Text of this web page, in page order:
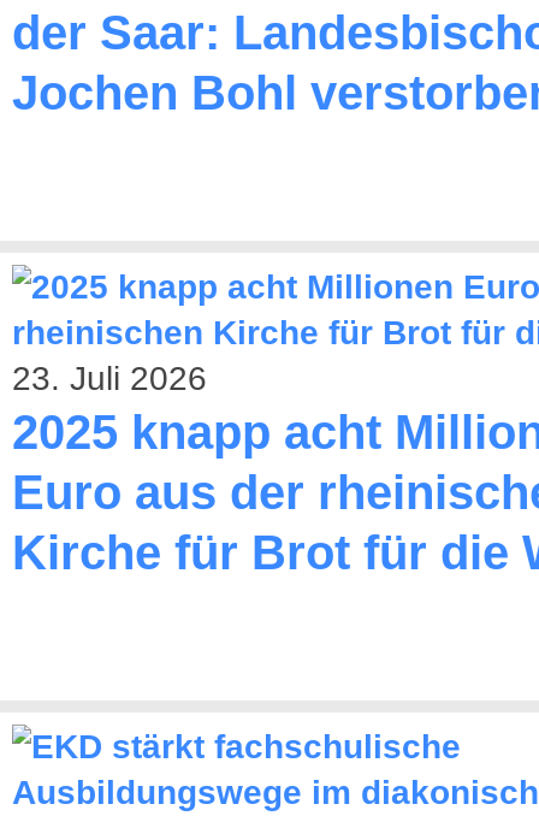
der Saar:
Jochen Bohl
23. Juli 2026
2025 knapp acht
Euro aus der
Kirche für Brot für die